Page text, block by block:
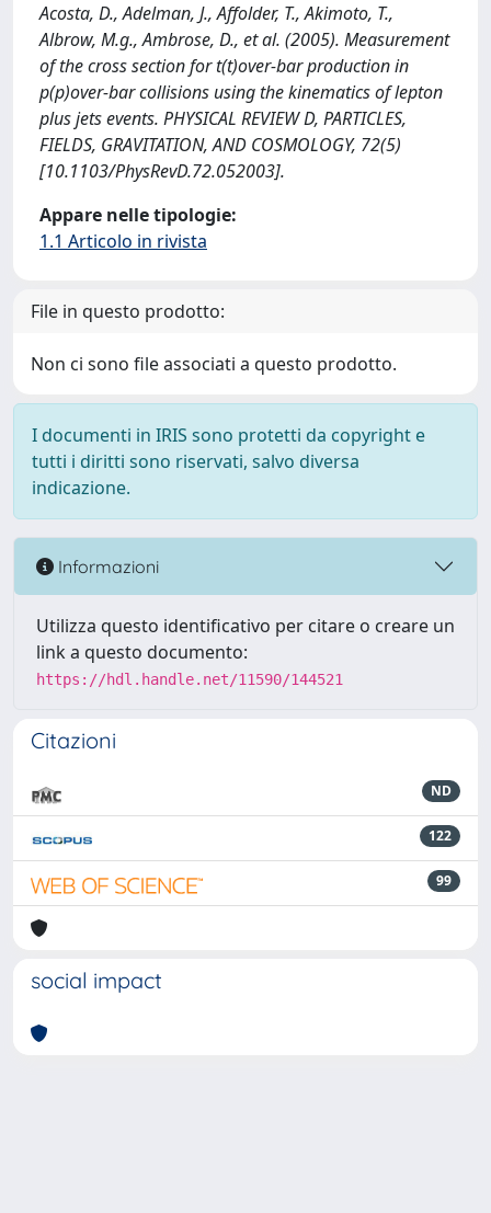
Acosta, D., Adelman, J., Affolder, T., Akimoto, T.,
Albrow, M.g., Ambrose, D., et al. (2005). Measurement
of the cross section for t(t)over-bar production in
p(p)over-bar collisions using the kinematics of lepton
plus jets events. PHYSICAL REVIEW D, PARTICLES,
FIELDS, GRAVITATION, AND COSMOLOGY, 72(5)
[10.1103/PhysRevD.72.052003].
Appare nelle tipologie:
1.1 Articolo in rivista
File in questo prodotto:
Non ci sono file associati a questo prodotto.
I documenti in IRIS sono protetti da copyright e
tutti i diritti sono riservati, salvo diversa
indicazione.
Informazioni
Utilizza questo identificativo per citare o creare un
link a questo documento:
https://hdl.handle.net/11590/144521
Citazioni
ND
122
99
social impact